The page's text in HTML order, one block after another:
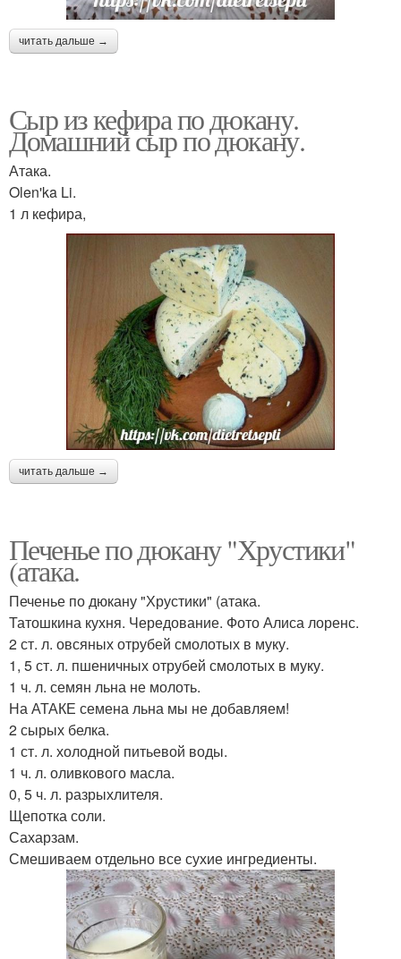
читать дальше →
Сыр из кефира по дюкану.
Домашний сыр по дюкану.
Атака.
Olen'ka Li.
1 л кефира,
читать дальше →
Печенье по дюкану "Хрустики"
(атака.
Печенье по дюкану "Хрустики" (атака.
Татошкина кухня. Чередование. Фото Алиса лоренс.
2 ст. л. овсяных отрубей смолотых в муку.
1, 5 ст. л. пшеничных отрубей смолотых в муку.
1 ч. л. семян льна не молоть.
На АТАКЕ семена льна мы не добавляем!
2 сырых белка.
1 ст. л. холодной питьевой воды.
1 ч. л. оливкового масла.
0, 5 ч. л. разрыхлителя.
Щепотка соли.
Сахарзам.
Смешиваем отдельно все сухие ингредиенты.